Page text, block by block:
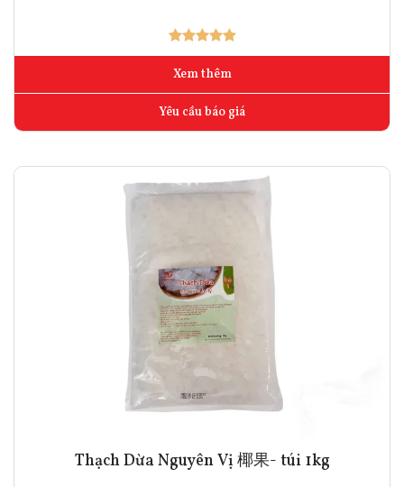
Xem thêm
Yêu cầu báo giá
Thạch Dừa Nguyên Vị 椰果- túi 1kg